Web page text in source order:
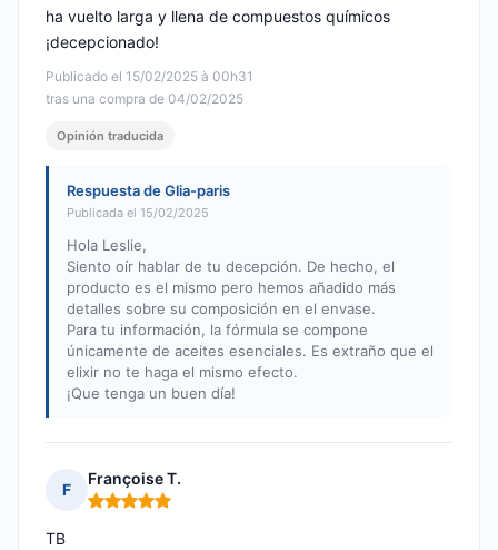
Publicado el 15/02/2025 à 00h31
tras una compra de 04/02/2025
ha vuelto larga y llena de compuestos químicos
¡decepcionado!
Opinión traducida
Respuesta de Glia-paris
Publicada el 15/02/2025
Hola Leslie,
Siento oír hablar de tu decepción. De hecho, el
producto es el mismo pero hemos añadido más
detalles sobre su composición en el envase.
Para tu información, la fórmula se compone
únicamente de aceites esenciales. Es extraño que el
elixir no te haga el mismo efecto.
¡Que tenga un buen día!
F
Françoise T.
Nota: 5 de 5
TB